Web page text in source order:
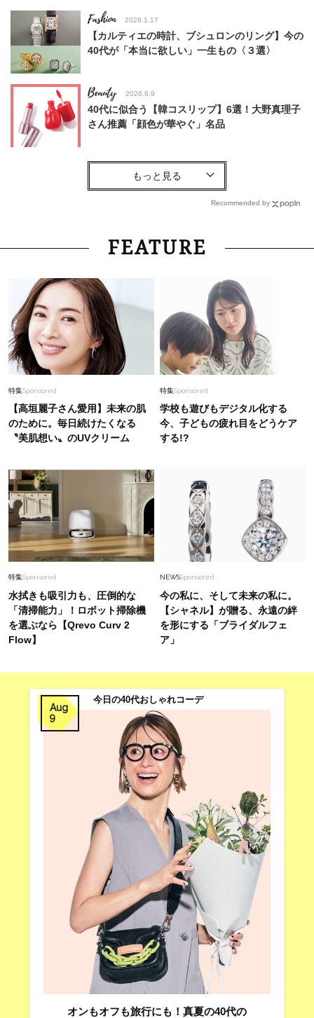
Fashion 2026.1.17
【カルティエの時計、ブシュロンのリング】今の
40代が「本当に欲しい」一生もの〈３選〉
Beauty 2026.8.9
40代に似合う【韓コスリップ】6選！大野真理子
さん推薦「顔色が華やぐ」名品
Fashion
【ユニクロだけで】BBQ、キャンプ、スポーツ
Beauty 2026.7.28
「夕方から目力が落ちる…」40代へ！石井美穂
Lifestyle
女優・須藤理彩さん「夫を亡くし、心身不調に。
鬱だと思っていたら…」原因がわかり自責を卒業
秋も見据えた【モノトーン×チェック柄ブラウ
ス】投入で真夏のオシャレをブースト
40代の夏旅に！1枚でオシャレ＆快適【ユニクロ
アンド セシリー バンセン】〈新作コーデ3選〉
Fashion 2026.7.2
【シャネル】名作リングの次はこれ！白Tスタイ
ルを格上げする「ココ クラッシュ」のネックレ
Recommended by
FEATURE
特集Sponsored
【高垣麗子さん愛用】未来の肌
のために。毎日続けたくなる
〝美肌想い〟のUVクリーム
特集Sponsored
学校も遊びもデジタル化する
今、子どもの疲れ目をどうケア
する!?
特集Sponsored
水拭きも吸引力も、圧倒的な
「清掃能力」！ロボット掃除機
を選ぶなら【Qrevo Curv 2
Flow】
NEWSSponsored
今の私に、そして未来の私に。
【シャネル】が贈る、永遠の絆
を形にする「ブライダルフェ
ア」
Aug
9
今日の40代おしゃれコーデ
オンもオフも旅行にも！真夏の40代の